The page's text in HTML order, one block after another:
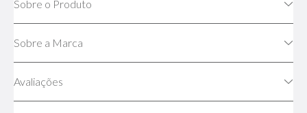
Sobre o Produto
Sobre a Marca
Avaliações